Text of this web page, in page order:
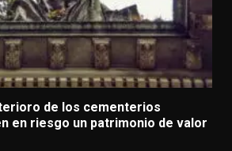
de los cementerios
en riesgo un patrimonio de valor